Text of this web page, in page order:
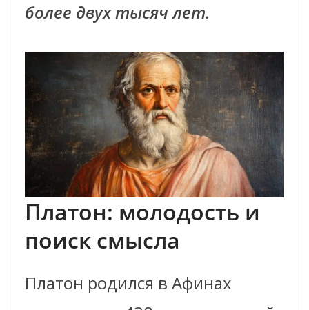
более двух тысяч лет.
Платон: молодость и
поиск смысла
Платон родился в Афинах